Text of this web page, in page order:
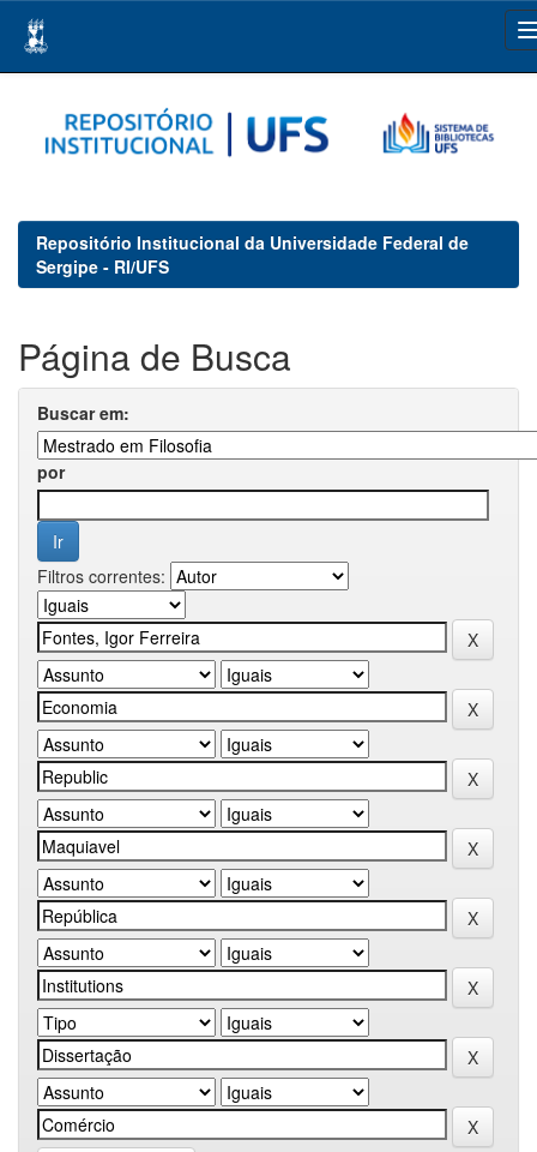
navigation
Repositório Institucional da Universidade Federal de
Sergipe - RI/UFS
Página de Busca
Buscar em:
por
Filtros correntes: